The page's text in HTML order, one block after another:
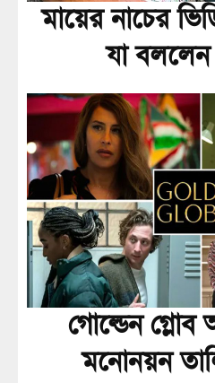
মায়ের নাচের
যা
গোল্ডেন গ্লোব
মনোনয়ন